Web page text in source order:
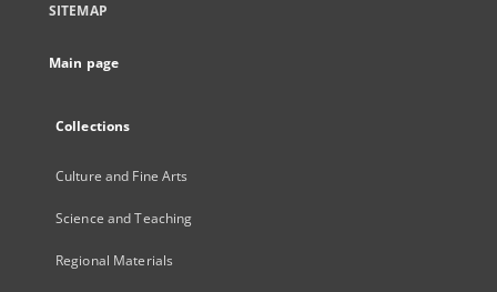
SITEMAP
Main page
Collections
Culture and Fine Arts
Science and Teaching
Regional Materials